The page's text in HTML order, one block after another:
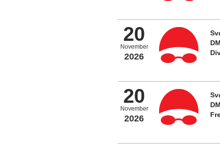
20
November
2026
20
November
2026